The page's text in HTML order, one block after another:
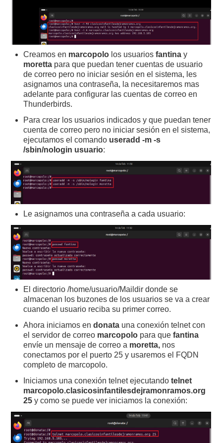
Creamos en marcopolo los usuariosfantina y
moretta para que puedan tener cuentas de usuario
de correo pero no iniciar sesión en el sistema, les
asignamos una contraseña, la necesitaremos mas
adelante para configurar las cuentas de correo en
Thunderbirds.
Para crear los usuarios indicados y que puedan tener
cuenta de correo pero no iniciar sesión en el sistema,
ejecutamos el comando useradd -m -s
/sbin/nologin usuario:
Le asignamos una contraseña a cada usuario:
El directorio /home/usuario/Maildir donde se
almacenan los buzones de los usuarios se va a crear
cuando el usuario reciba su primer correo.
Ahora iniciamos endonata una conexión telnet con
el servidor de correo marcopolo para quefantina
envíe un mensaje de correo a moretta, nos
conectamos por el puerto 25 y usaremos el FQDN
completo de marcopolo.
Iniciamos una conexión telnet ejecutandotelnet
marcopolo.clasicosinfantilesdejramonramos.org
25y como se puede ver iniciamos la conexión: